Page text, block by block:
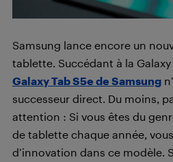
Samsung lance encore un
tablette. Succédant à la Galaxy
Galaxy Tab S5e de Samsung
successeur direct. Du moins,
attention : Si vous êtes du
de tablette chaque année,
d’innovation dans ce modèle.